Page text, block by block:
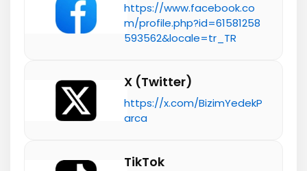
https://www.facebook.co
m/profile.php?id=61581258
593562&locale=tr_TR
X (Twitter)
https://x.com/BizimYedekP
arca
TikTok